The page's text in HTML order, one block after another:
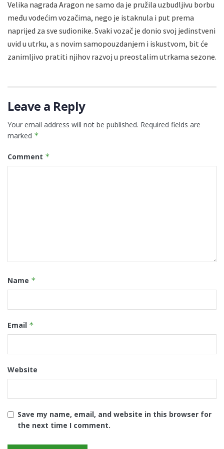
Velika nagrada Aragon ne samo da je pružila uzbudljivu borbu
među vodećim vozačima, nego je istaknula i put prema
naprijed za sve sudionike. Svaki vozač je donio svoj jedinstveni
uvid u utrku, a s novim samopouzdanjem i iskustvom, bit će
zanimljivo pratiti njihov razvoj u preostalim utrkama sezone.
Leave a Reply
Your email address will not be published. Required fields are
marked *
Comment *
Name *
Email *
Website
Save my name, email, and website in this browser for
the next time I comment.